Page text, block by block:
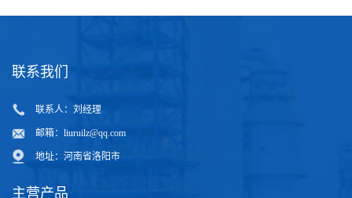
联系我们
联系人：刘经理
邮箱： liuruilz@qq.com
地址：河南省洛阳市
主营产品